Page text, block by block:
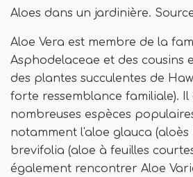
Aloes dans un jardinière.
Aloe Vera est membre de la
Asphodelaceae et des cousins
des plantes succulentes de
forte ressemblance familiale). Il
nombreuses espèces
notamment l'aloe glauca (aloès
brevifolia (aloe à feuilles
également rencontrer Aloe